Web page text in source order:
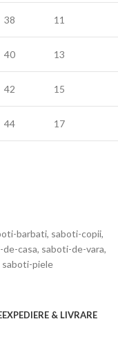
38 11
40 13
42 15
44 17
barbati, saboti-copii,
de-casa, saboti-de-vara,
saboti-piele
EXPEDIERE & LIVRARE